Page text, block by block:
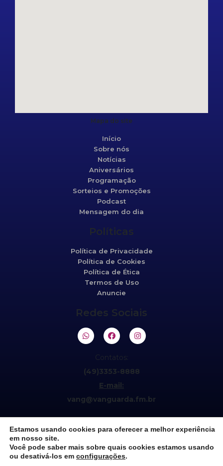
Mapa do site
Início
Sobre nós
Notícias
Aniversários
Programação
Sorteios e Promoções
Podcast
Mensagem do dia
Políticas
Política de Privacidade
Política de Cookies
Política de Ética
Termos de Uso
Anuncie
Redes Sociais
Contatos:
(49)3353-8888
E-mail:
vang@vanguarda.fm.br
Estamos usando cookies para oferecer a melhor experiência
em nosso site.
Você pode saber mais sobre quais cookies estamos usando
ou desativá-los em configurações.